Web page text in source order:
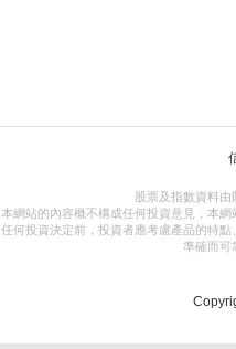
股票及指數資料
本網站的內容概不構成任何投資意見，本
任何投資決定前，投資者應考慮產品的特
準確而可